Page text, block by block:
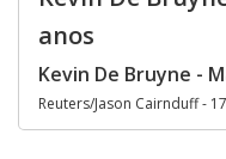
anos
Kevin De Bruyne -
Reuters/Jason Cairnduff -